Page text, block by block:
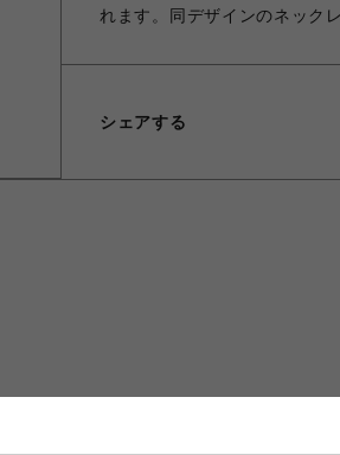
れます。同デザインのネック
シェアする